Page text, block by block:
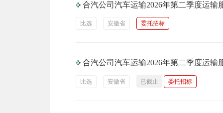
合汽公司汽车运输2026年第二季度运输
比选 安徽省 委托招标
合汽公司汽车运输2026年第二季度运输
比选 安徽省 已截止 委托招标